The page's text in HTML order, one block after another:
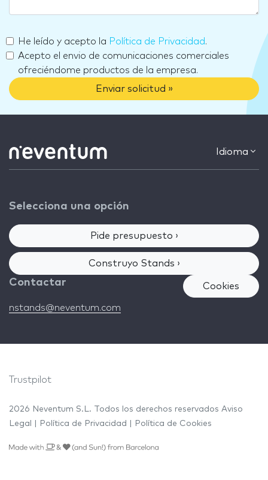
He leído y acepto la Política de Privacidad.
Acepto el envio de comunicaciones comerciales
ofreciéndome productos de la empresa.
Enviar solicitud »
Idioma
Selecciona una opción
Pide presupuesto ›
Construyo Stands ›
Contactar
nstands@neventum.com
Cookies
Trustpilot
2026 Neventum S.L. Todos los derechos reservados Aviso
Legal
Política de Privacidad Política de Cookies